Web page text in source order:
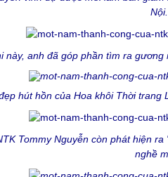
Nội.
này, anh đã góp phần tìm ra
hút hồn của Hoa khôi Thời trang
Tommy Nguyễn còn phát hiện
nghề